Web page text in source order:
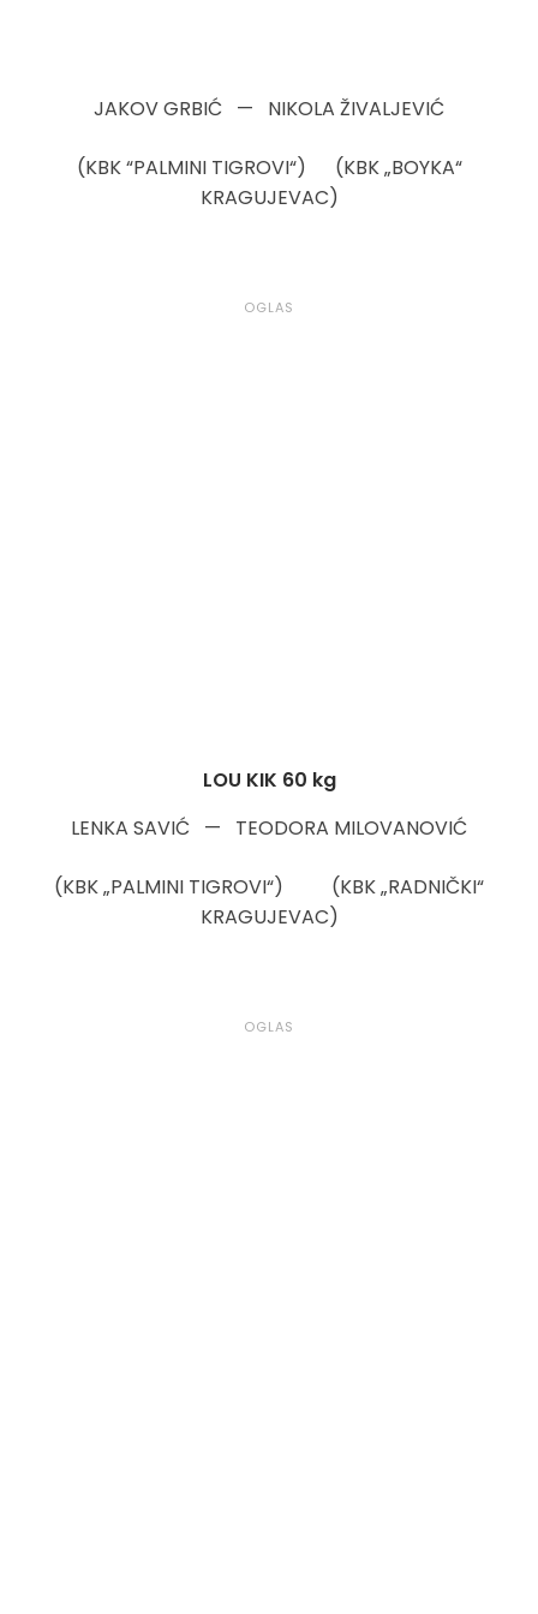
JAKOV GRBIĆ — NIKOLA ŽIVALJEVIĆ
(KBK “PALMINI TIGROVI“) (KBK „BOYKA“
KRAGUJEVAC)
LOU KIK 60 kg
LENKA SAVIĆ — TEODORA MILOVANOVIĆ
(KBK „PALMINI TIGROVI“) (KBK „RADNIČKI“
KRAGUJEVAC)